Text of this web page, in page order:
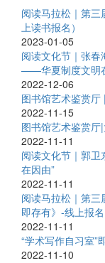
阅读马拉松｜第
上读书报名）
2023-01-05
阅读文化节｜张春
——华夏制度文明
2022-12-06
图书馆艺术鉴赏厅
2022-11-15
图书馆艺术鉴赏厅
2022-11-11
阅读文化节｜郭卫
在因由”
2022-11-11
阅读马拉松｜第
即存有》-线上报名
2022-11-11
“学术写作自习室”
2022-11-10